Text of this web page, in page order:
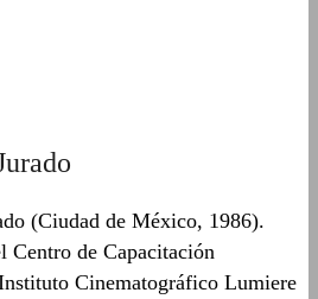
(Ciudad de México, 1986).
Centro de Capacitación
Cinematográfico Lumiere